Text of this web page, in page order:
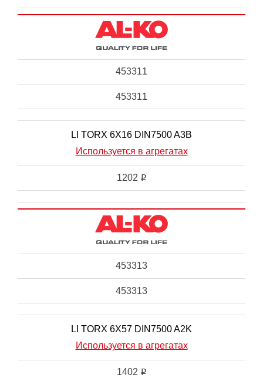
453311
453311
LI TORX 6X16 DIN7500 A3B
Используется в агрегатах
1202 i
453313
453313
LI TORX 6X57 DIN7500 A2K
Используется в агрегатах
1402 i